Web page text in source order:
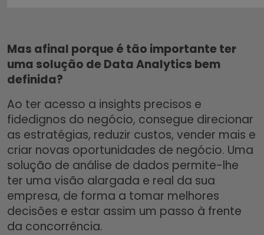
Mas afinal porque é tão importante ter
uma solução de Data Analytics bem
definida?
Ao ter acesso a insights precisos e
fidedignos do negócio, consegue direcionar
as estratégias, reduzir custos, vender mais e
criar novas oportunidades de negócio. Uma
solução de análise de dados permite-lhe
ter uma visão alargada e real da sua
empresa, de forma a tomar melhores
decisões e estar assim um passo à frente
da concorrência.